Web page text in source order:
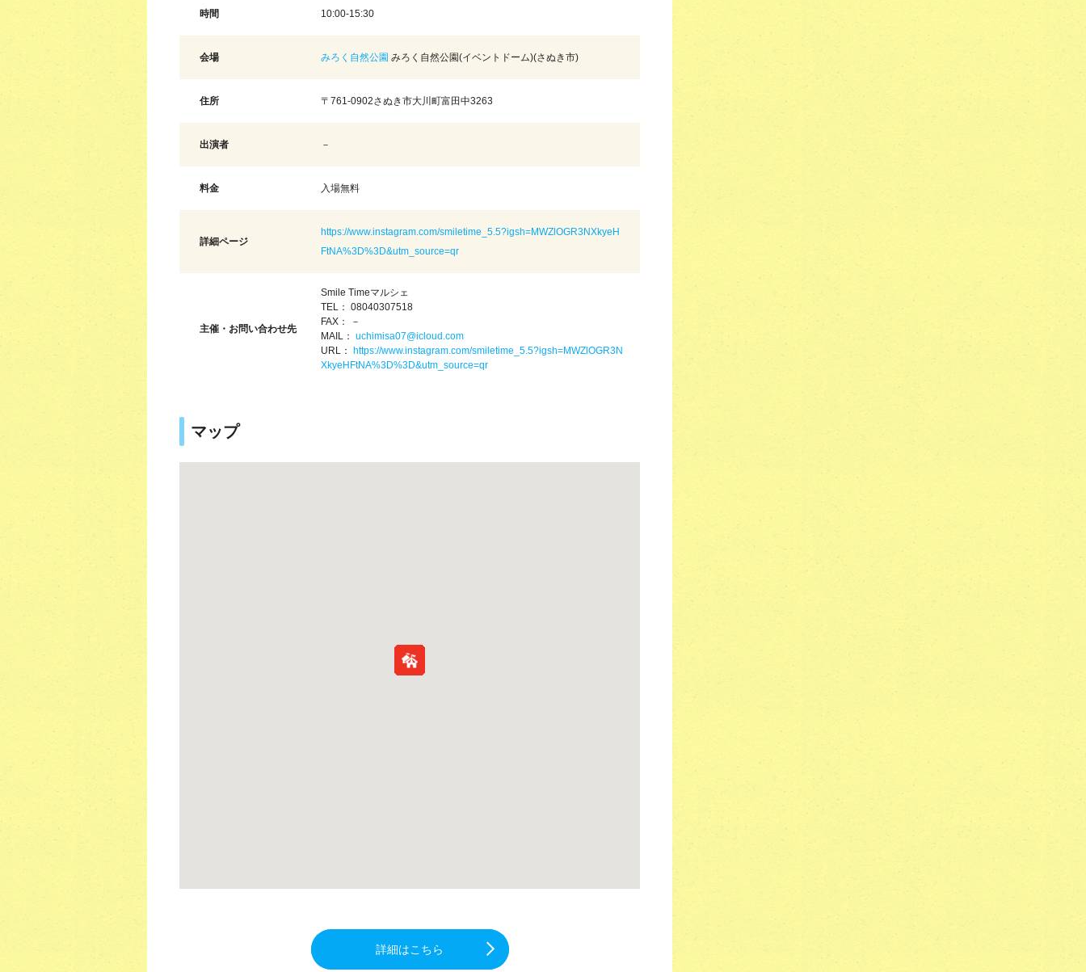
時間 10:00-15:30
会場 みろく自然公園 みろく自然公園(イベントドーム)(さぬき市)
住所 〒761-0902さぬき市大川町富田中3263
出演者 －
料金 入場無料
詳細ページ
https://www.instagram.com/smiletime_5.5?igsh=MWZlOGR3NXkyeH
FtNA%3D%3D&utm_source=qr
主催・お問い合わせ先
Smile Timeマルシェ
TEL： 08040307518
FAX： －
MAIL： uchimisa07@icloud.com
URL： https://www.instagram.com/smiletime_5.5?igsh=MWZlOGR3N
XkyeHFtNA%3D%3D&utm_source=qr
マップ
詳細はこちら